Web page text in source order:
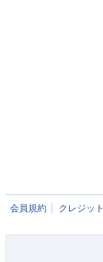
会員規約 クレジッ